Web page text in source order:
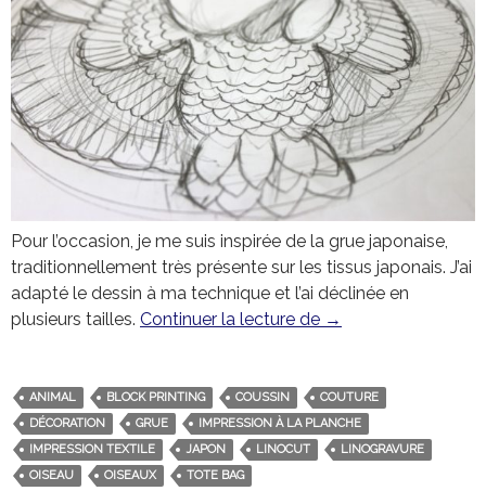
Pour l’occasion, je me suis inspirée de la grue japonaise,
traditionnellement très présente sur les tissus japonais. J’ai
adapté le dessin à ma technique et l’ai déclinée en
plusieurs tailles. Continuer la lecture de La grue japonaise
→
ANIMAL BLOCK PRINTING COUSSIN
COUTURE
DÉCORATION
GRUE
IMPRESSION À LA PLANCHE
IMPRESSION TEXTILE
JAPON LINOCUT
LINOGRAVURE
OISEAU
OISEAUX TOTE BAG